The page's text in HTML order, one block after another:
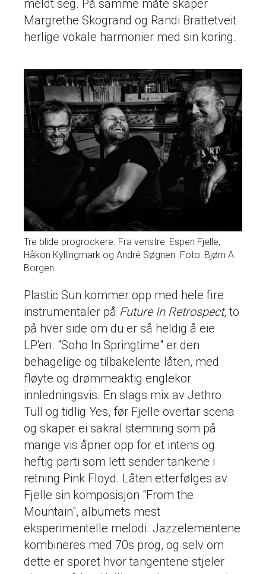
meldt seg. På samme måte skaper
Margrethe Skogrand og Randi Brattetveit
herlige vokale harmonier med sin koring.
Tre blide progrockere. Fra venstre: Espen Fjelle,
Håkon Kyllingmark og André Søgnen. Foto: Bjørn A.
Borgen
Plastic Sun kommer opp med hele fire
instrumentaler på Future In Retrospect, to
på hver side om du er så heldig å eie
LP'en. "Soho In Springtime" er den
behagelige og tilbakelente låten, med
fløyte og drømmeaktig englekor
innledningsvis. En slags mix av Jethro
Tull og tidlig Yes, før Fjelle overtar scena
og skaper ei sakral stemning som på
mange vis åpner opp for et intens og
heftig parti som lett sender tankene i
retning Pink Floyd. Låten etterfølges av
Fjelle sin komposisjon "From the
Mountain", albumets mest
eksperimentelle melodi. Jazzelementene
kombineres med 70s prog, og selv om
dette er sporet hvor tangentene stjeler